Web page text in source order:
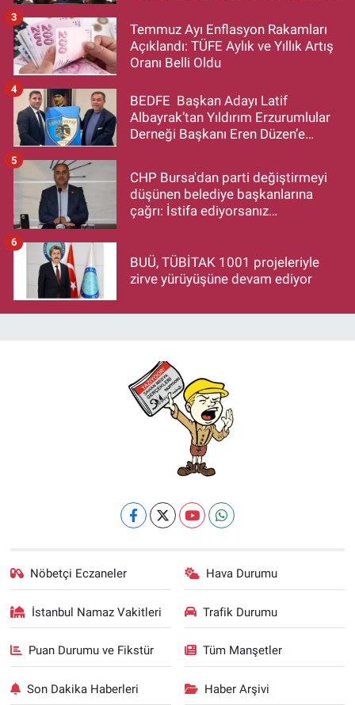
Temmuz Ayı Enflasyon Rakamları
Açıklandı: TÜFE Aylık ve Yıllık Artış
Oranı Belli Oldu
3
BEDFE Başkan Adayı Latif
Albayrak’tan Yıldırım Erzurumlular
Derneği Başkanı Eren Düzen’e
4
CHP Bursa'dan parti değiştirmeyi
düşünen belediye başkanlarına
çağrı: İstifa ediyorsanız
5
BUÜ, TÜBİTAK 1001 projeleriyle
zirve yürüyüşüne devam ediyor
6
Nöbetçi Eczaneler Hava Durumu
İstanbul Namaz Vakitleri Trafik Durumu
Puan Durumu ve Fikstür Tüm Manşetler
Son Dakika Haberleri Haber Arşivi